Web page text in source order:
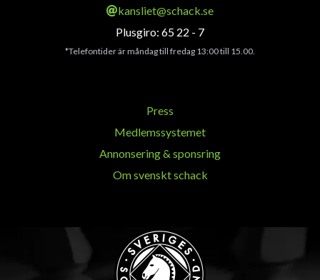
kansliet@schack.se
Plusgiro: 65 22 - 7
*Telefontider är måndag till fredag 13:00 till 15.00.
Press
Medlemssystemet
Annonsering & sponsring
Om svenskt schack